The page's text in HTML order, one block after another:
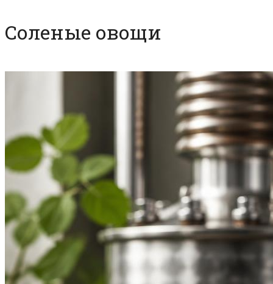
Соленые овощи